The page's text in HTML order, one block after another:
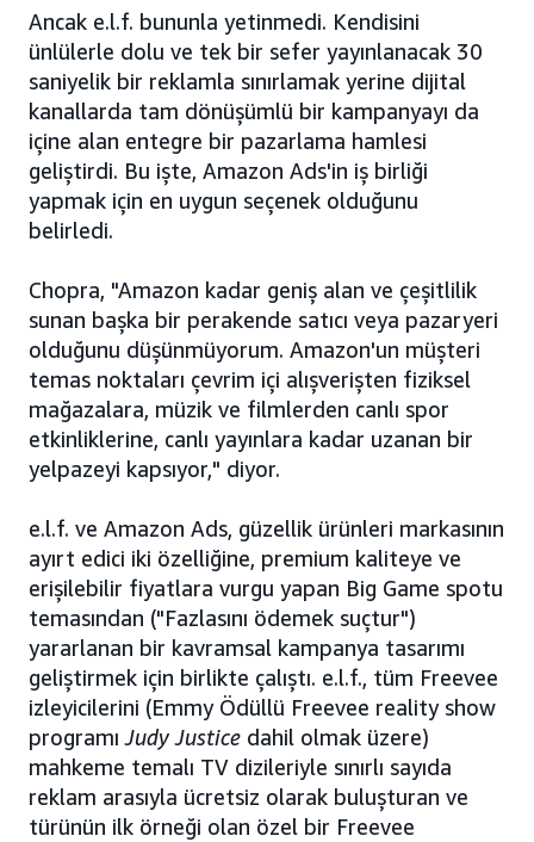
Ancak e.l.f. bununla yetinmedi. Kendisini
ünlülerle dolu ve tek bir sefer yayınlanacak 30
saniyelik bir reklamla sınırlamak yerine dijital
kanallarda tam dönüşümlü bir kampanyayı da
içine alan entegre bir pazarlama hamlesi
geliştirdi. Bu işte, Amazon Ads'in iş birliği
yapmak için en uygun seçenek olduğunu
belirledi.
Chopra, "Amazon kadar geniş alan ve çeşitlilik
sunan başka bir perakende satıcı veya pazaryeri
olduğunu düşünmüyorum. Amazon'un müşteri
temas noktaları çevrim içi alışverişten fiziksel
mağazalara, müzik ve filmlerden canlı spor
etkinliklerine, canlı yayınlara kadar uzanan bir
yelpazeyi kapsıyor," diyor.
e.l.f. ve Amazon Ads, güzellik ürünleri markasının
ayırt edici iki özelliğine, premium kaliteye ve
erişilebilir fiyatlara vurgu yapan Big Game spotu
temasından ("Fazlasını ödemek suçtur")
yararlanan bir kavramsal kampanya tasarımı
geliştirmek için birlikte çalıştı. e.l.f., tüm Freevee
izleyicilerini (Emmy Ödüllü Freevee reality show
programıJudy Justice dahil olmak üzere)
mahkeme temalı TV dizileriyle sınırlı sayıda
reklam arasıyla ücretsiz olarak buluşturan ve
türünün ilk örneği olan özel bir Freevee